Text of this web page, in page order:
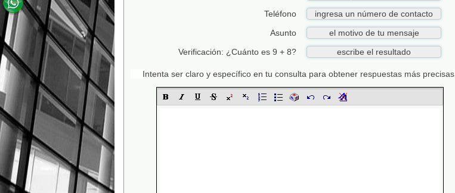
Teléfono
Asunto
Verificación: ¿Cuánto es 9 + 8?
Intenta ser claro y específico en tu consulta para obtener respuestas más precisas.